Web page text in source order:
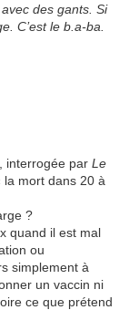
des gants. Si
C’est le b.a-ba.
interrogée par Le
la mort dans 20 à
?
quand il est mal
ou
simplement à
un vaccin ni
ce que prétend